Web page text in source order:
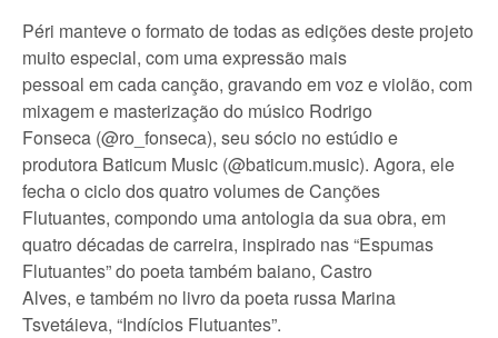
Péri manteve o formato de todas as edições deste projeto
muito especial, com uma expressão mais
pessoal em cada canção, gravando em voz e violão, com
mixagem e masterização do músico Rodrigo
Fonseca (@ro_fonseca), seu sócio no estúdio e
produtora Baticum Music (@baticum.music). Agora, ele
fecha o ciclo dos quatro volumes de Canções
Flutuantes, compondo uma antologia da sua obra, em
quatro décadas de carreira, inspirado nas “Espumas
Flutuantes” do poeta também baiano, Castro
Alves, e também no livro da poeta russa Marina
Tsvetáieva, “Indícios Flutuantes”.